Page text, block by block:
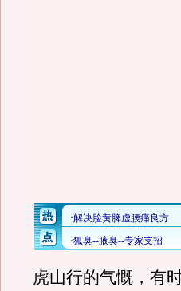
虎山行的气慨，有